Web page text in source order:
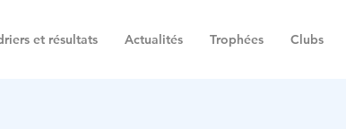
et résultats Actualités Trophées Clubs